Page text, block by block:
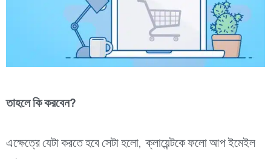
তাহলে কি করবেন?
এক্ষেত্রে যেটা করতে হবে সেটা হলো, ক্লায়েন্টকে ফলো আপ ইমেইল